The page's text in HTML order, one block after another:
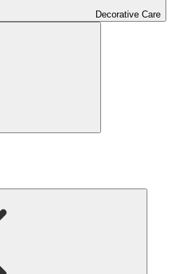
Decorative Care